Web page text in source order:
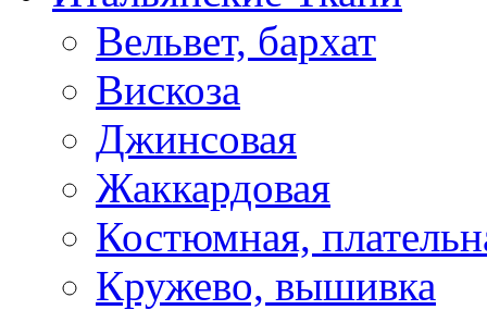
Вельвет, бархат
Вискоза
Джинсовая
Жаккардовая
Костюмная,
Кружево, вышивка